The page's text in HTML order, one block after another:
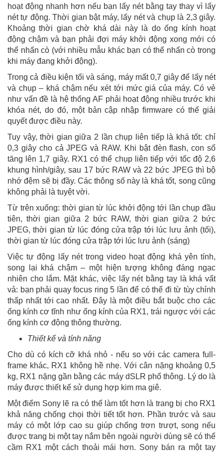
hoạt động nhanh hơn nếu bạn lấy nét bằng tay thay vì lấy
nét tự động. Thời gian bật máy, lấy nét và chụp là 2,3 giây.
Khoảng thời gian chờ khá dài này là do ống kính hoạt
động chậm và bạn phải đợi máy khởi động xong mới có
thể nhấn cò (với nhiều mẫu khác bạn có thể nhấn cò trong
khi máy đang khởi động).
Trong cả điều kiện tối và sáng, máy mất 0,7 giây để lấy nét
và chụp – khá chậm nếu xét tới mức giá của máy. Có vẻ
như vấn đề là hệ thống AF phải hoạt động nhiều trước khi
khóa nét, do đó, một bản cập nhập firmware có thể giải
quyết được điều này.
Tuy vậy, thời gian giữa 2 lần chụp liên tiếp là khá tốt: chỉ
0,3 giây cho cả JPEG và RAW. Khi bật đèn flash, con số
tăng lên 1,7 giây. RX1 có thể chụp liên tiếp với tốc độ 2,6
khung hình/giây, sau 17 bức RAW và 22 bức JPEG thì bộ
nhớ đệm sẽ bị đầy. Các thông số này là khá tốt, song cũng
không phải là tuyệt vời.
Từ trên xuống: thời gian từ lúc khởi động tới lần chụp đầu
tiên, thời gian giữa 2 bức RAW, thời gian giữa 2 bức
JPEG, thời gian từ lúc đóng cửa trập tới lúc lưu ảnh (tối),
thời gian từ lúc đóng cửa trập tới lúc lưu ảnh (sáng)
Việc tự động lấy nét trong video hoạt động khá yên tính,
song lại khá chậm – một hiện tượng không đáng ngạc
nhiên cho lắm. Mặt khác, việc lấy nét bằng tay là khá vất
vả: bạn phải quay focus ring 5 lần để có thể đi từ tùy chỉnh
thấp nhất tới cao nhất. Đây là một điều bắt buộc cho các
ống kính cơ tĩnh như ống kính của RX1, trái ngược với các
ống kính cơ động thông thường.
Thiết kế và tính năng
Cho dù có kích cỡ khá nhỏ - nếu so với các camera full-
frame khác, RX1 không hề nhẹ. Với cân nặng khoảng 0,5
kg, RX1 nặng gần bằng các máy dSLR phổ thông. Lý do là
máy được thiết kế sử dụng hợp kim ma giê.
Một điểm Sony lẽ ra có thể làm tốt hơn là trang bị cho RX1
khả năng chống chọi thời tiết tốt hơn. Phần trước và sau
máy có một lớp cao su giúp chống trơn trượt, song nếu
được trang bị một tay nắm bên ngoài người dùng sẽ có thể
cầm RX1 một cách thoải mái hơn. Sony bán ra một tay